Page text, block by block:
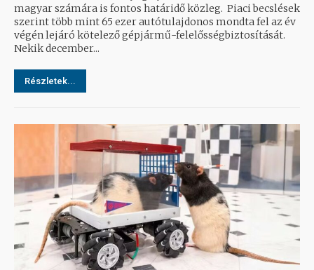
magyar számára is fontos határidő közleg. Piaci becslések
szerint több mint 65 ezer autótulajdonos mondta fel az év
végén lejáró kötelező gépjármű-felelősségbiztosítását.
Nekik december...
Részletek...